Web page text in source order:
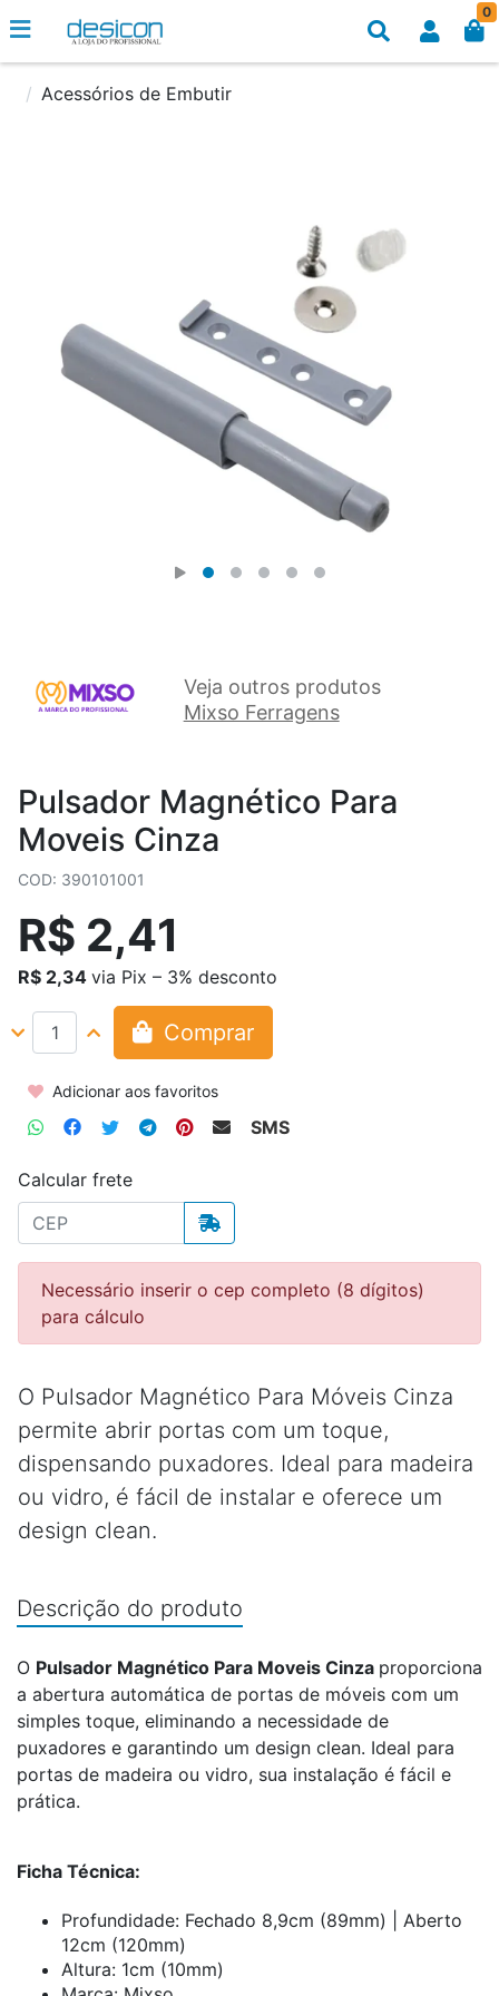
0
Acessórios de Embutir
Veja outros produtos
Mixso Ferragens
Pulsador Magnético Para
Moveis Cinza
COD: 390101001
R$ 2,41
R$ 2,34 via Pix – 3% desconto
Comprar
Adicionar aos favoritos
SMS
Calcular frete
Necessário inserir o cep completo (8 dígitos)
para cálculo
O Pulsador Magnético Para Móveis Cinza
permite abrir portas com um toque,
dispensando puxadores. Ideal para madeira
ou vidro, é fácil de instalar e oferece um
design clean.
Descrição do produto
O Pulsador Magnético Para Moveis Cinza proporciona
a abertura automática de portas de móveis com um
simples toque, eliminando a necessidade de
puxadores e garantindo um design clean. Ideal para
portas de madeira ou vidro, sua instalação é fácil e
prática.
Ficha Técnica:
Profundidade: Fechado 8,9cm (89mm) | Aberto
12cm (120mm)
Altura: 1cm (10mm)